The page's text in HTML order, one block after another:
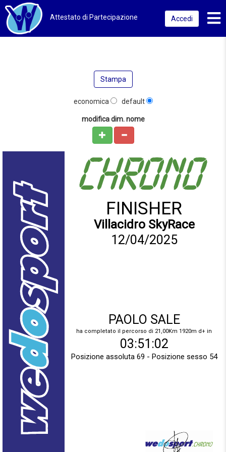
Attestato di Partecipazione Accedi
Stampa
economica default
modifica dim. nome
FINISHER
Villacidro SkyRace
PAOLO SALE
ha completato il percorso di 21,00Km 1920m d+ in
Posizione assoluta 69 - Posizione sesso 54
03:51:02
12/04/2025